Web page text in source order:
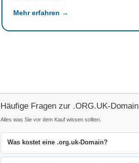
Mehr erfahren →
Häufige Fragen zur .ORG.UK-Domain
Alles was Sie vor dem Kauf wissen sollten.
Was kostet eine .org.uk-Domain?